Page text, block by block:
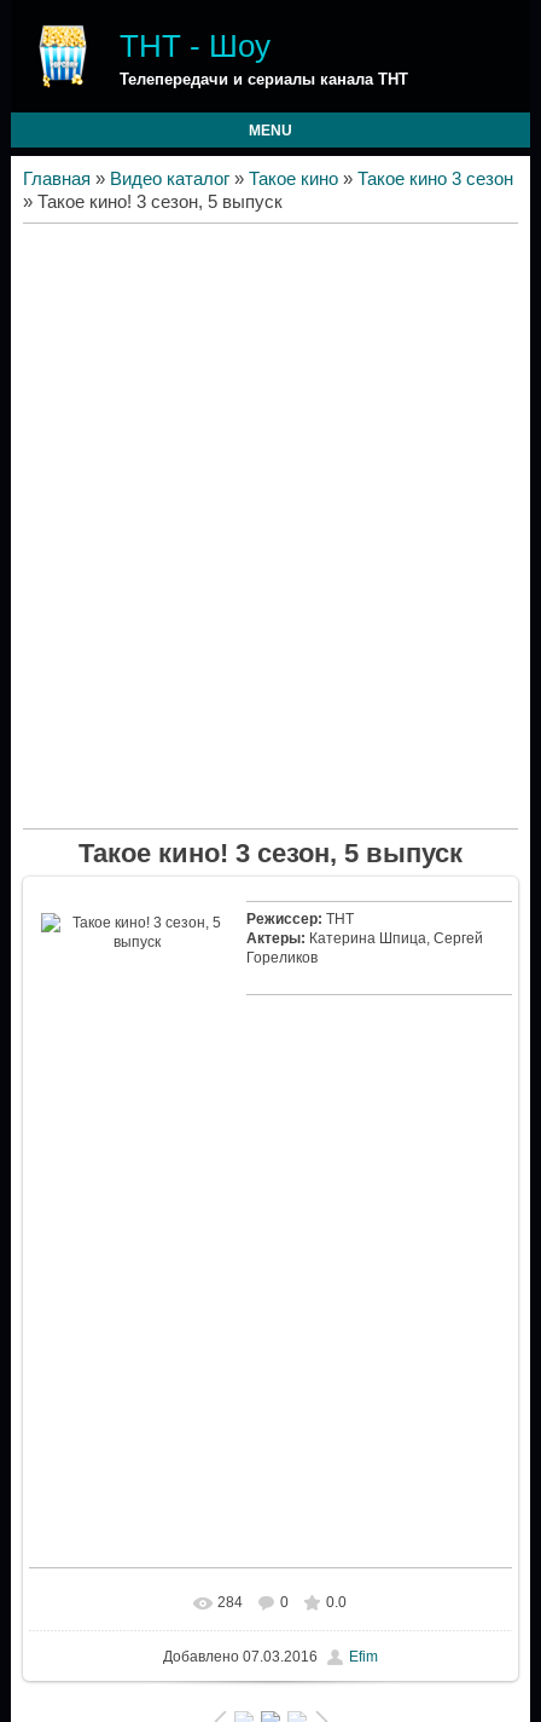
ТНТ - Шоу
Телепередачи и сериалы канала ТНТ
MENU
Главная » Видео каталог» Такое кино» Такое кино 3 сезон
» Такое кино! 3 сезон, 5 выпуск
Такое кино! 3 сезон, 5 выпуск
Режиссер: ТНТ
Актеры: Катерина Шпица, Сергей
Гореликов
284 0 0.0
Добавлено07.03.2016 Efim